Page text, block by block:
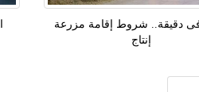
دقيقة.. شروط إقامة مزرعة
إنتاج